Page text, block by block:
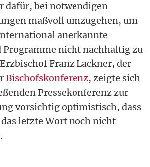
dafür, bei notwendigen
maßvoll umzugehen, um
anerkannte
Programme nicht nachhaltig zu
Franz Lackner, der
Bischofskonferenz, zeigte sich
Pressekonferenz zur
vorsichtig optimistisch, dass
letzte Wort noch nicht